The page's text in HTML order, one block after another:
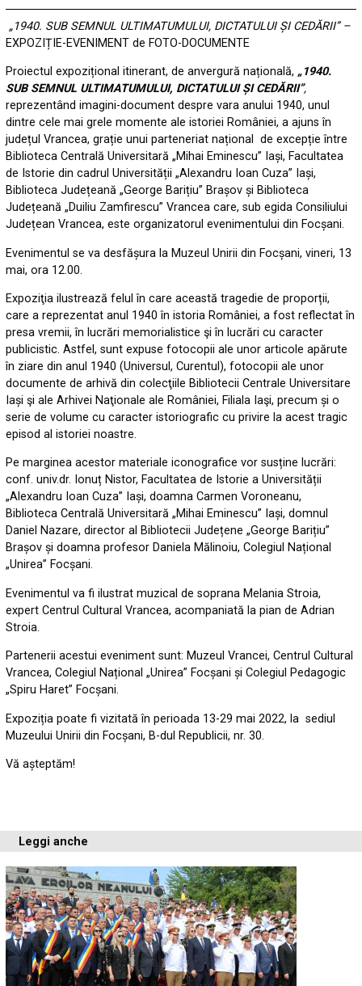
„1940. SUB SEMNUL ULTIMATUMULUI, DICTATULUI ȘI CEDĂRII” –
EXPOZIȚIE-EVENIMENT de FOTO-DOCUMENTE
Proiectul expozițional itinerant, de anvergură națională, „1940.
SUB SEMNUL ULTIMATUMULUI, DICTATULUI ȘI CEDĂRII”,
reprezentând imagini-document despre vara anului 1940, unul
dintre cele mai grele momente ale istoriei României, a ajuns în
județul Vrancea, grație unui parteneriat național de excepție între
Biblioteca Centrală Universitară „Mihai Eminescu” Iași, Facultatea
de Istorie din cadrul Universității „Alexandru Ioan Cuza” Iași,
Biblioteca Județeană „George Barițiu” Brașov și Biblioteca
Județeană „Duiliu Zamfirescu” Vrancea care, sub egida Consiliului
Județean Vrancea, este organizatorul evenimentului din Focșani.
Evenimentul se va desfășura la Muzeul Unirii din Focșani, vineri, 13
mai, ora 12.00.
Expoziţia ilustrează felul în care această tragedie de proporții,
care a reprezentat anul 1940 în istoria României, a fost reflectat în
presa vremii, în lucrări memorialistice şi în lucrări cu caracter
publicistic. Astfel, sunt expuse fotocopii ale unor articole apărute
în ziare din anul 1940 (Universul, Curentul), fotocopii ale unor
documente de arhivă din colecţiile Bibliotecii Centrale Universitare
Iași şi ale Arhivei Naţionale ale României, Filiala Iaşi, precum și o
serie de volume cu caracter istoriografic cu privire la acest tragic
episod al istoriei noastre.
Pe marginea acestor materiale iconografice vor susține lucrări:
conf. univ.dr. Ionuț Nistor, Facultatea de Istorie a Universității
„Alexandru Ioan Cuza” Iași, doamna Carmen Voroneanu,
Biblioteca Centrală Universitară „Mihai Eminescu” Iași, domnul
Daniel Nazare, director al Bibliotecii Județene „George Barițiu”
Brașov și doamna profesor Daniela Mălinoiu, Colegiul Național
„Unirea” Focșani.
Evenimentul va fi ilustrat muzical de soprana Melania Stroia,
expert Centrul Cultural Vrancea, acompaniată la pian de Adrian
Stroia.
Partenerii acestui eveniment sunt: Muzeul Vrancei, Centrul Cultural
Vrancea, Colegiul Național „Unirea” Focșani și Colegiul Pedagogic
„Spiru Haret” Focșani.
Expoziția poate fi vizitată în perioada 13-29 mai 2022, la sediul
Muzeului Unirii din Focșani, B-dul Republicii, nr. 30.
Vă așteptăm!
Leggi anche